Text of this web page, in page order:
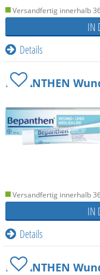
Versandfertig innerhalb
IN
Details
BEPANTHEN
Versandfertig innerhalb
IN
Details
BEPANTHEN